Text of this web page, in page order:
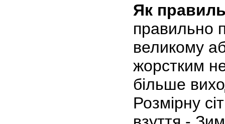
Як
правильно
великому
жорстким
більше
Розмірну